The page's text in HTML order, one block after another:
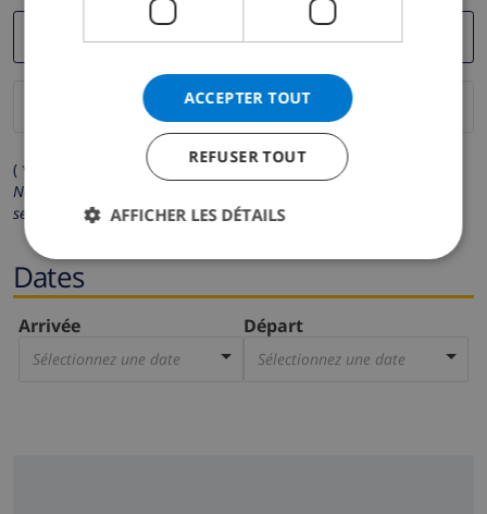
( * Les champs avec un astérisque sont obligatoires )
Nous respectons votre vie privée.
seront pas communiquées à des tiers.
Dates
Arrivée
Sélectionnez une date
Départ
Sélectionnez une date
ACCEPTER TOUT
REFUSER TOUT
AFFICHER LES DÉTAILS